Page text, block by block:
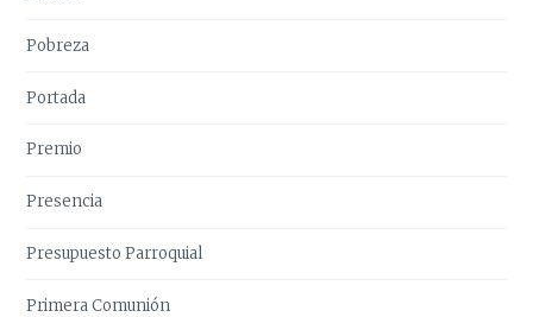
Pobreza
Portada
Premio
Presencia
Presupuesto Parroquial
Primera Comunión